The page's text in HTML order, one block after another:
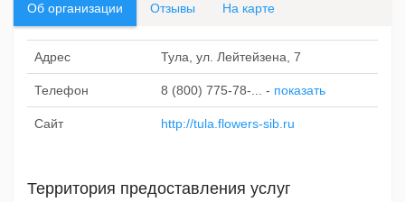
Об организации Отзывы На карте
Адрес Тула, ул. Лейтейзена, 7
Телефон 8 (800) 775-78-... - показать
Сайт http://tula.flowers-sib.ru
Территория предоставления услуг